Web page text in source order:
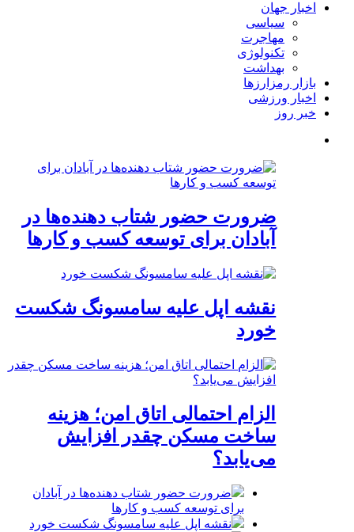
اخبار جهان
سیاسی
مهاجرت
تکنولوژی
بهداشت
بازار رمزارزها
اخبار ورزشی
خبر روز
ضرورت حضور شتاب ‌دهنده‌ها در
آبادان برای توسعه کسب‌ و کارها
نقشه اپل علیه سامسونگ شکست
خورد
الزام احتمالی اتاق امن؛ هزینه
ساخت مسکن چقدر افزایش
می‌یابد؟
ضرورت حضور شتاب ‌دهنده‌ها در آبادان
برای توسعه کسب‌ و کارها
نقشه اپل علیه سامسونگ شکست خورد